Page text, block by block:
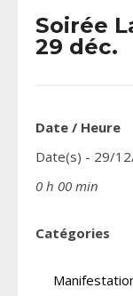
Soirée
29 déc.
Date / Heure
Date(s) - 29/
0 h 00 min
Catégories